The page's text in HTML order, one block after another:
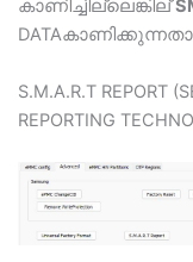
കാണിച്ചില്ലെങ്കില്
S.M.A.R.T REPORT
REPORTING